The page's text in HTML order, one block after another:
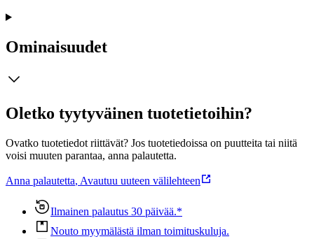
Ominaisuudet
Oletko tyytyväinen tuotetietoihin?
Ovatko tuotetiedot riittävät? Jos tuotetiedoissa on puutteita tai niitä
voisi muuten parantaa, anna palautetta.
Anna palautetta, Avautuu uuteen välilehteen
Ilmainen palautus 30 päivää.*
Nouto myymälästä ilman toimituskuluja.